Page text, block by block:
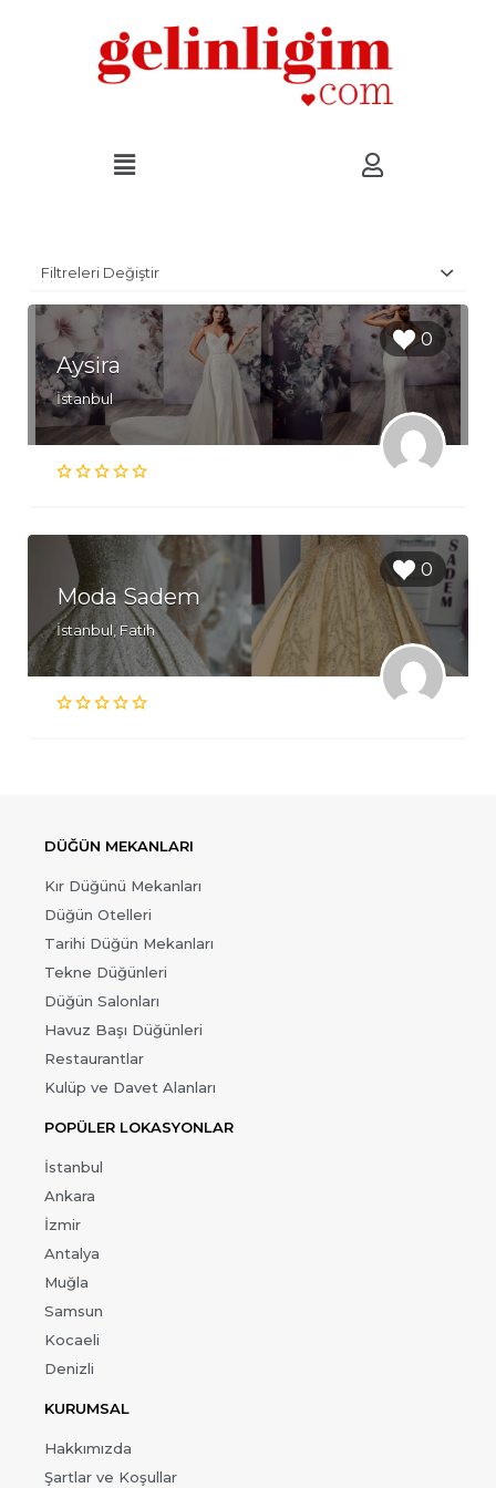
Filtreleri Değiştir
0
Aysira
İstanbul
0
Moda Sadem
İstanbul, Fatih
DÜĞÜN MEKANLARI
Kır Düğünü Mekanları
Düğün Otelleri
Tarihi Düğün Mekanları
Tekne Düğünleri
Düğün Salonları
Havuz Başı Düğünleri
Restaurantlar
Kulüp ve Davet Alanları
POPÜLER LOKASYONLAR
İstanbul
Ankara
İzmir
Antalya
Muğla
Samsun
Kocaeli
Denizli
KURUMSAL
Hakkımızda
Şartlar ve Koşullar